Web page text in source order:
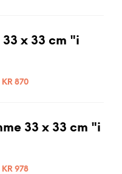
x 33 cm "i
KR870
33 x 33 cm "i
KR 978